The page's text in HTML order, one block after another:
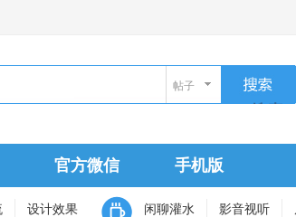
帖子
官方微信 手机版
设计效果
闲聊灌水 影音视听